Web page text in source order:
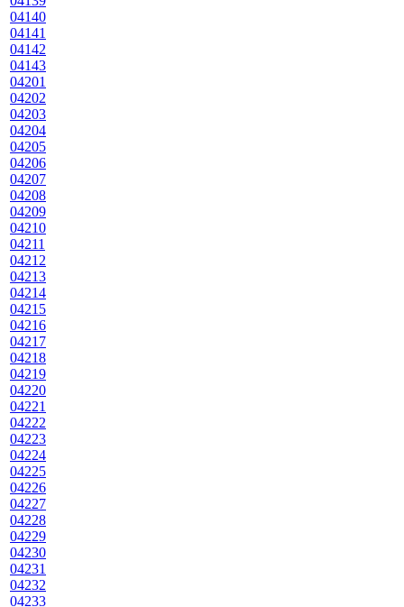
04140
04141
04142
04143
04201
04202
04203
04204
04205
04206
04207
04208
04209
04210
04211
04212
04213
04214
04215
04216
04217
04218
04219
04220
04221
04222
04223
04224
04225
04226
04227
04228
04229
04230
04231
04232
04233